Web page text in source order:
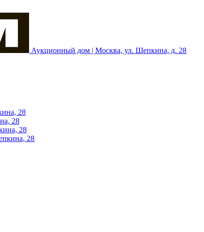
Аукционный дом | Москва, ул. Щепкина, д. 28
28
28
28
28